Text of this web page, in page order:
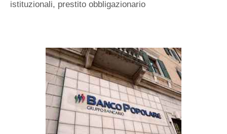
istituzionali, prestito obbligazionario